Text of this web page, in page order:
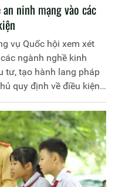
ninh mạng vào các
vụ Quốc hội xem xét
ngành nghề kinh
tư, tạo hành lang pháp
quy định về điều kiện
mạng.